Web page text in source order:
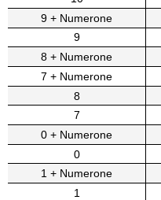
9 + Numerone
9
8 + Numerone
7 + Numerone
8
7
0 + Numerone
0
1 + Numerone
1